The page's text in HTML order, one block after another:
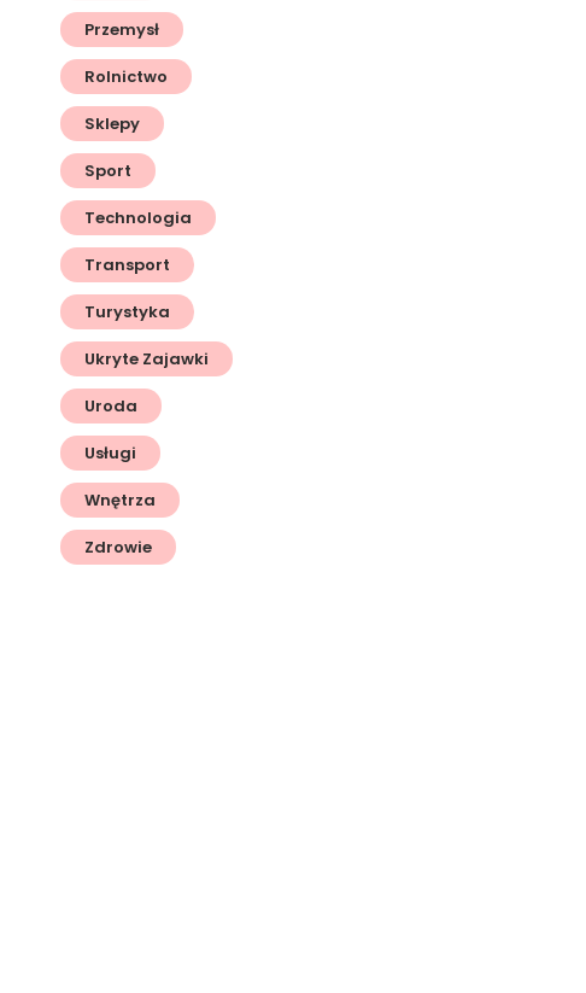
Przemysł
Rolnictwo
Sklepy
Sport
Technologia
Transport
Turystyka
Ukryte Zajawki
Uroda
Usługi
Wnętrza
Zdrowie